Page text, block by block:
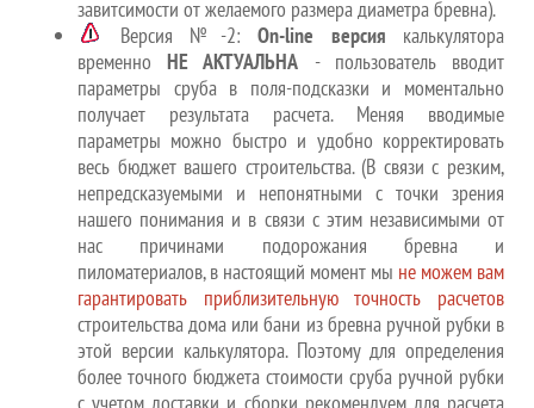
завитсимости от желаемого размера диаметра бревна).
Версия №-2: On-line версия калькулятора
временноНЕ АКТУАЛЬНА - пользователь вводит
параметры сруба в поля-подсказки и моментально
получает результата расчета. Меняя вводимые
параметры можно быстро и удобно корректировать
весь бюджет вашего строительства. (В связи с резким,
непредсказуемыми и непонятными с точки зрения
нашего понимания и в связи с этим независимыми от
нас причинами подорожания бревна и
пиломатериалов, в настоящий момент мы не можем вам
гарантировать приблизительную точность расчетов
строительства дома или бани из бревна ручной рубки в
этой версии калькулятора. Поэтому для определения
более точного бюджета стоимости сруба ручной рубки